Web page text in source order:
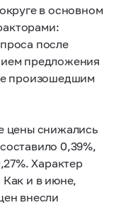
в основном
после
предложения
произошедшим
цены снижались
0,39%,
Характер
и в июне,
внесли